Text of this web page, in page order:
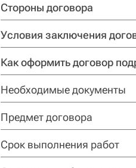
Стороны договора
Условия заключения
Как оформить договор
Необходимые документы
Предмет договора
Срок выполнения работ